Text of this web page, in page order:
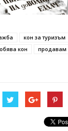
кон за туризъм
обява кон
продавам